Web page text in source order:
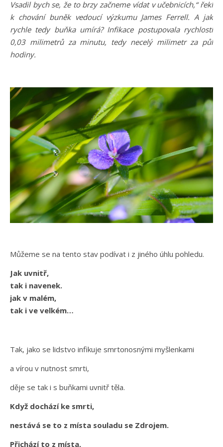
Vsadil bych se, že to brzy začneme vídat v učebnicích,“ řekl
k chování buněk vedoucí výzkumu James Ferrell. A jak
rychle tedy buňka umírá? Infikace postupovala rychlostí
0,03 milimetrů za minutu, tedy necelý milimetr za půl
hodiny.
Můžeme se na tento stav podívat i z jiného úhlu pohledu.
Jak uvnitř,
tak i navenek.
jak v malém,
tak i ve velkém…
Tak, jako se lidstvo infikuje smrtonosnými myšlenkami
a vírou v nutnost smrti,
děje se tak i s buňkami uvnitř těla.
Když dochází ke smrti,
nestává se to z místa souladu se Zdrojem.
Přichází to z místa,